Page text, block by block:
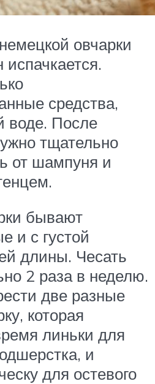
овчарки
испачкается.
средства,
воде. После
тщательно
от шампуня и
бывают
и с густой
длины. Чесать
2 раза в неделю.
две разные
которая
линьки для
и
для остевого